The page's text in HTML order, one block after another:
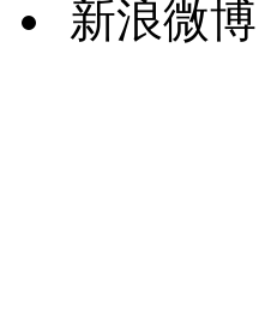
新浪微博